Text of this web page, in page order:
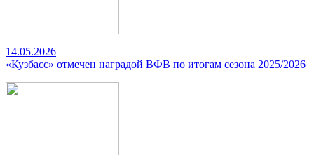
14.05.2026
«Кузбасс» отмечен наградой ВФВ по итогам сезона 2025/2026